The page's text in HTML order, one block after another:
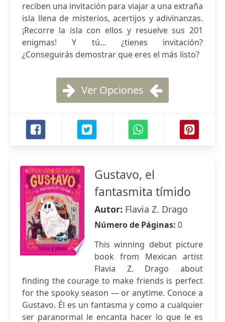
reciben una invitación para viajar a una extraña
isla llena de misterios, acertijos y adivinanzas.
¡Recorre la isla con ellos y resuelve sus 201
enigmas! Y tú... ¿tienes invitación?
¿Conseguirás demostrar que eres el más listo?
Ver Opciones
Gustavo, el
fantasmita tímido
Autor: Flavia Z. Drago
Número de Páginas: 0
This winning debut picture
book from Mexican artist
Flavia Z. Drago about
finding the courage to make friends is perfect
for the spooky season — or anytime. Conoce a
Gustavo. Él es un fantasma y como a cualquier
ser paranormal le encanta hacer lo que le es